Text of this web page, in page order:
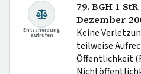
Entscheidung
aufrufen
79. BGH 1
Dezember
Keine
teilweise
Öffentlichkeit